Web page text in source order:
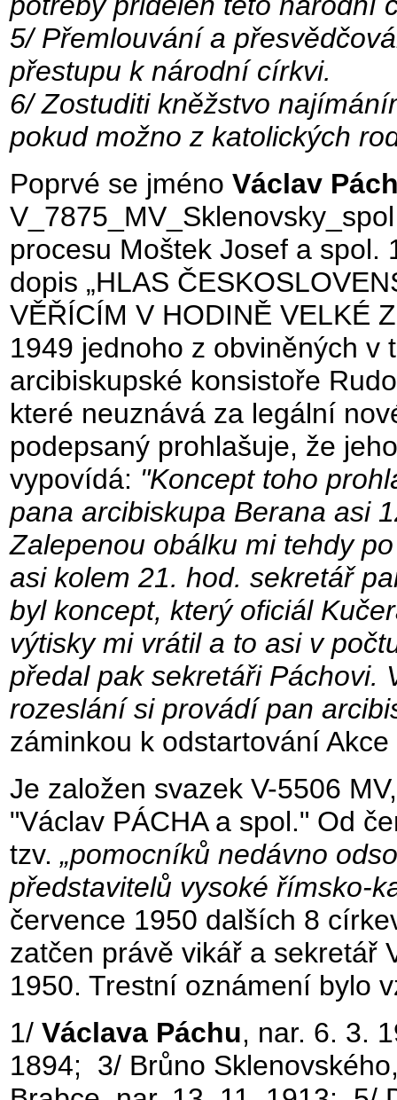
5/ Přemlouvání a
přestupu k národní církvi.
6/ Zostuditi kněžstvo
pokud možno z katolických
Poprvé se jméno Václav
procesu Moštek Josef a spol.
dopis „HLAS
VĚŘÍCÍM V HODINĚ VELKÉ
1949 jednoho z obviněných v
arcibiskupské konsistoře
které neuznává za legální
podepsaný prohlašuje, že
vypovídá: "Koncept toho
pana arcibiskupa Berana asi
Zalepenou obálku mi tehdy
asi kolem 21. hod. sekretář
byl koncept, který oficiál
výtisky mi vrátil a to asi v
předal pak sekretáři Páchovi.
rozeslání si provádí pan
záminkou k odstartování Akce
Je založen svazek V-5506
"Václav PÁCHA a spol." Od
tzv. „pomocníků nedávno
představitelů vysoké římsko-
července 1950 dalších 8
zatčen právě vikář a sekretář
1950. Trestní oznámení bylo
1/ Václava Páchu, nar. 6. 3.
1894; 3/ Brůno